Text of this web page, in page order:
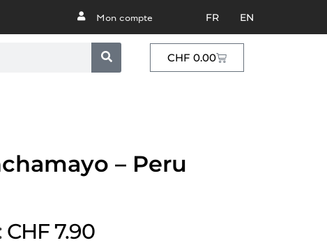
Mon compte FR EN
CHF 0.00
– Peru
CHF7.90